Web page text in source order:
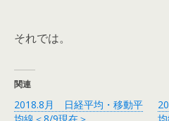
それでは。
関連
2018.8月 日経平均・移動平